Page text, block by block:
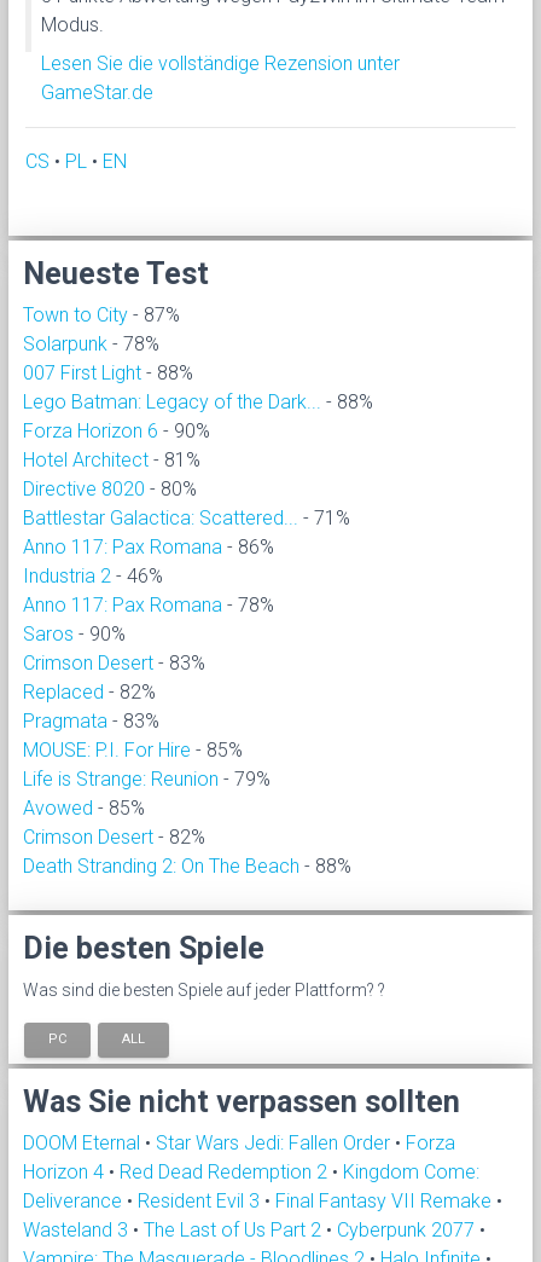
Modus.
Lesen Sie die vollständige Rezension unter
GameStar.de
CS • PL • EN
Neueste Test
Town to City - 87%
Solarpunk - 78%
007 First Light - 88%
Lego Batman: Legacy of the Dark...
- 88%
Forza Horizon 6 - 90%
Hotel Architect - 81%
Directive 8020 - 80%
Battlestar Galactica: Scattered...
- 71%
Anno 117: Pax Romana - 86%
Industria 2 - 46%
Anno 117: Pax Romana - 78%
Saros - 90%
Crimson Desert - 83%
Replaced - 82%
Pragmata - 83%
MOUSE: P.I. For Hire - 85%
Life is Strange: Reunion - 79%
Avowed - 85%
Crimson Desert - 82%
Death Stranding 2: On The Beach - 88%
Die besten Spiele
Was sind die besten Spiele auf jeder Plattform? ?
PC ALL
Was Sie nicht verpassen sollten
DOOM Eternal • Star Wars Jedi: Fallen Order • Forza
Horizon 4 • Red Dead Redemption 2 • Kingdom Come:
Deliverance • Resident Evil 3 • Final Fantasy VII Remake •
Wasteland 3 • The Last of Us Part 2 • Cyberpunk 2077 •